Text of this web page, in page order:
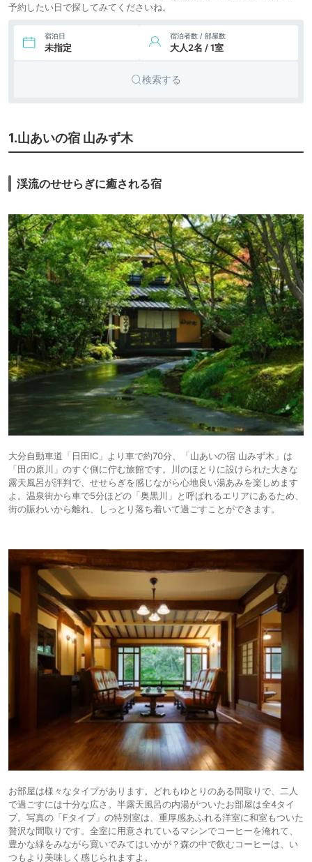
黒川温泉 瀬の本高
icotto 楽天トラベル
ホテル
10.
29,700円〜 18,000円〜
11.黒川温泉 旅館 山河 旅館
予約したい日で探してみてくださいね。
宿泊日
未指定
宿泊者数 / 部屋数
大人2名 / 1室
検索する
1.山あいの宿 山みず木
渓流のせせらぎに癒される宿
大分自動車道「日田IC」より車で約70分、「山あいの宿 山みず木」は
「田の原川」のすぐ側に佇む旅館です。川のほとりに設けられた大きな
露天風呂が評判で、せせらぎを感じながら心地良い湯あみを楽しめます
よ。温泉街から車で5分ほどの「奥黒川」と呼ばれるエリアにあるため、
街の賑わいから離れ、しっとり落ち着いて過ごすことができます。
お部屋は様々なタイプがあります。どれもゆとりのある間取りで、二人
で過ごすには十分な広さ。半露天風呂の内湯がついたお部屋は全4タイ
プ。写真の「Fタイプ」の特別室は、重厚感あふれる洋室に和室もついた
贅沢な間取りです。全室に用意されているマシンでコーヒーを淹れて、
豊かな緑をみながら寛いでみてはいかが？森の中で飲むコーヒーは、い
つもより美味しく感じられますよ。